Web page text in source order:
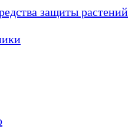
защиты растений